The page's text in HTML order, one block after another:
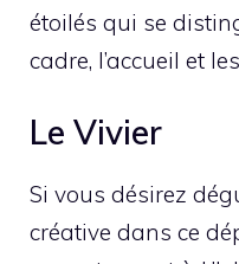
étoilés qui se
cadre, l’accueil et
Le Vivier
Si vous désirez
créative dans ce